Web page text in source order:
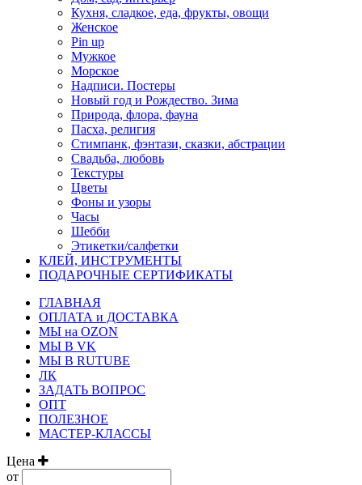
Кухня, сладкое, еда, фрукты, овощи
Женское
Pin up
Мужкое
Морское
Надписи. Постеры
Новый год и Рождество. Зима
Природа, флора, фауна
Пасха, религия
Стимпанк, фэнтази, сказки, абстрации
Свадьба, любовь
Текстуры
Цветы
Фоны и узоры
Часы
Шебби
Этикетки/салфетки
КЛЕЙ, ИНСТРУМЕНТЫ
ПОДАРОЧНЫЕ СЕРТИФИКАТЫ
ГЛАВНАЯ
ОПЛАТА и ДОСТАВКА
МЫ на OZON
МЫ В VK
МЫ В RUTUBE
ЛК
ЗАДАТЬ ВОПРОС
ОПТ
ПОЛЕЗНОЕ
МАСТЕР-КЛАССЫ
Цена
от